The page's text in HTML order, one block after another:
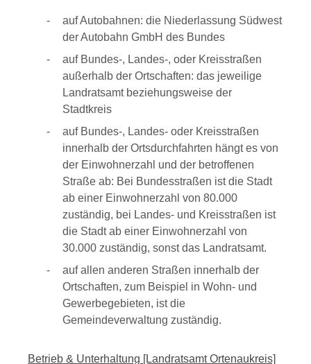
auf Autobahnen: die Niederlassung Südwest
der Autobahn GmbH des Bundes
auf Bundes-, Landes-, oder Kreisstraßen
außerhalb der Ortschaften: das jeweilige
Landratsamt beziehungsweise der
Stadtkreis
auf Bundes-, Landes- oder Kreisstraßen
innerhalb der Ortsdurchfahrten hängt es von
der Einwohnerzahl und der betroffenen
Straße ab: Bei Bundesstraßen ist die Stadt
ab einer Einwohnerzahl von 80.000
zuständig, bei Landes- und Kreisstraßen ist
die Stadt ab einer Einwohnerzahl von
30.000 zuständig, sonst das Landratsamt.
auf allen anderen Straßen innerhalb der
Ortschaften, zum Beispiel in Wohn- und
Gewerbegebieten, ist die
Gemeindeverwaltung zuständig.
Betrieb & Unterhaltung [Landratsamt Ortenaukreis]